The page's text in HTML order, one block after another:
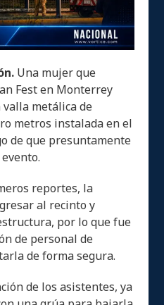
Una mujer que
Fest en Monterrey
metálica de
metros instalada en el
de que presuntamente
reportes, la
al recinto y
por lo que fue
de personal de
de forma segura.
de los asistentes, ya